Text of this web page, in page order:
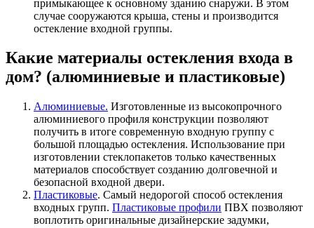
примыкающее к основному зданию снаружи. В этом
случае сооружаются крыша, стены и производится
остекление входной группы.
Какие материалы остекления входа в
дом? (алюминиевые и пластиковые)
Алюминиевые. Изготовленные из высокопрочного
алюминиевого профиля конструкции позволяют
получить в итоге современную входную группу с
большой площадью остекления. Использование при
изготовлении стеклопакетов только качественных
материалов способствует созданию долговечной и
безопасной входной двери.
Пластиковые. Самый недорогой способ остекления
входных групп. Пластиковые профили ПВХ позволяют
воплотить оригинальные дизайнерские задумки,